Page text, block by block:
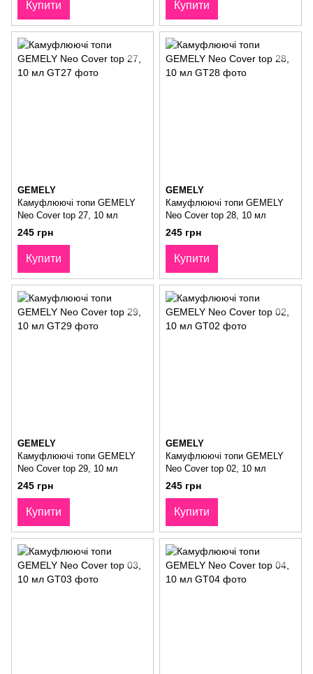
Купити Купити
GEMELY
Камуфлюючі топи GEMELY
Neo Cover top 27, 10 мл
245 грн
Купити
GEMELY
Камуфлюючі топи GEMELY
Neo Cover top 28, 10 мл
245 грн
Купити
GEMELY
Камуфлюючі топи GEMELY
Neo Cover top 29, 10 мл
245 грн
Купити
GEMELY
Камуфлюючі топи GEMELY
Neo Cover top 02, 10 мл
245 грн
Купити